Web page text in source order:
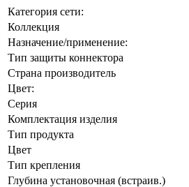
Категория сети:
Коллекция
Назначение/применение:
Тип защиты коннектора
Страна производитель
Цвет:
Серия
Комплектация изделия
Тип продукта
Цвет
Тип крепления
Глубина установочная (встраив.)